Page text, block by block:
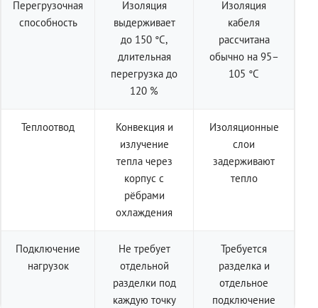
Перегрузочная
способность
Изоляция
выдерживает
до 150 °C,
длительная
перегрузка до
120 %
Изоляция
кабеля
рассчитана
обычно на 95–
105 °C
Теплоотвод
Конвекция и
излучение
тепла через
корпус с
рёбрами
охлаждения
Изоляционные
слои
задерживают
тепло
Подключение
нагрузок
Не требует
отдельной
разделки под
каждую точку
Требуется
разделка и
отдельное
подключение